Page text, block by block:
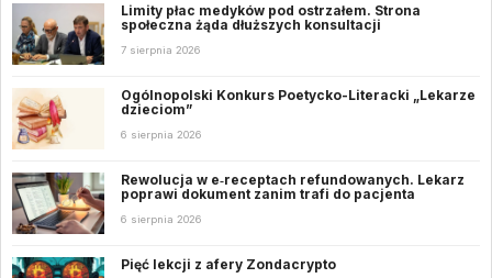
Limity płac medyków pod ostrzałem. Strona
społeczna żąda dłuższych konsultacji
7 sierpnia 2026
Ogólnopolski Konkurs Poetycko-Literacki „Lekarze
dzieciom”
6 sierpnia 2026
Rewolucja w e‑receptach refundowanych. Lekarz
poprawi dokument zanim trafi do pacjenta
6 sierpnia 2026
Pięć lekcji z afery Zondacrypto